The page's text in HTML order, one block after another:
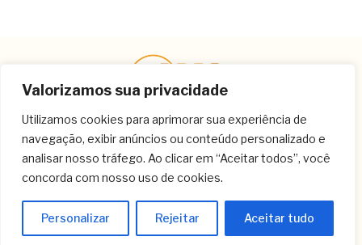
Valorizamos sua privacidade
Utilizamos cookies para aprimorar sua experiência de
navegação, exibir anúncios ou conteúdo personalizado e
analisar nosso tráfego. Ao clicar em “Aceitar todos”, você
concorda com nosso uso de cookies.
Personalizar Rejeitar Aceitar tudo
Contato
(11) 3259-8266